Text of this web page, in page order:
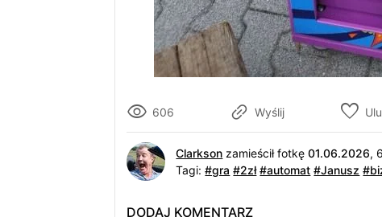
606 Wyślij
Clarkson zamieścił fotkę01.06.2026,
Tagi:#gra #2zł #automat #Janusz
DODAJ KOMENTARZ